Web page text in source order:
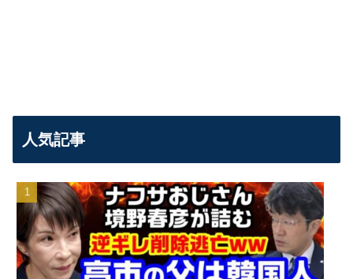
人気記事